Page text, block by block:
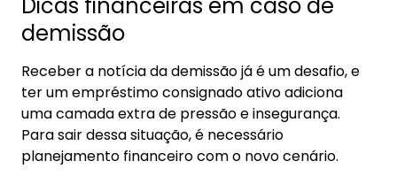
demissão
Receber a notícia da demissão já é um desafio, e
ter um empréstimo consignado ativo adiciona
uma camada extra de pressão e insegurança.
Para sair dessa situação, é necessário
planejamento financeiro com o novo cenário.